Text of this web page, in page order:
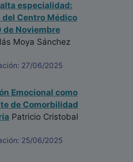
especialidad:
del Centro Médico
de Noviembre
Moya Sánchez
27/06/2025
Emocional como
de Comorbilidad
Patricio Cristobal
25/06/2025